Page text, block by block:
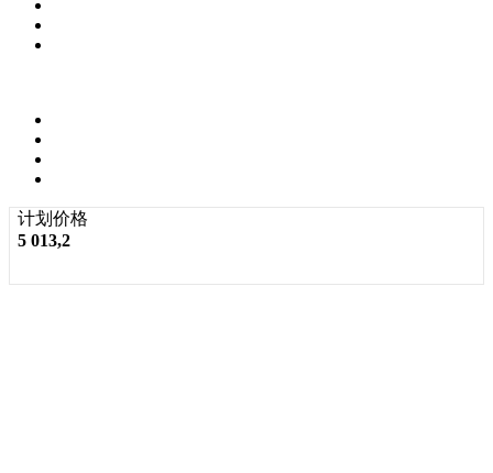
计划价格
5 013,2